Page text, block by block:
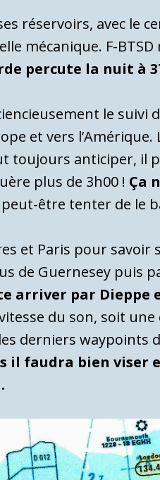
réservoirs, avec le
mécanique. F-BTSD
percute la nuit à
le
et vers
anticiper, il
plus de 3h00 ! Ça
être tenter de le
et Paris pour savoir
de Guernesey puis
arriver par Dieppe
du son, soit
derniers waypoints
il faudra bien viser